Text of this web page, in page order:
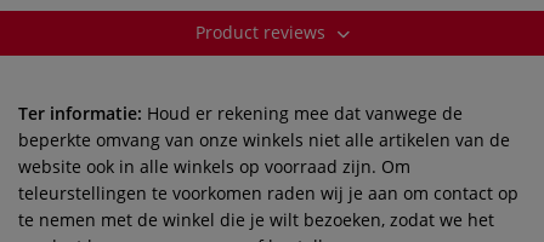
Product reviews
Ter informatie: Houd er rekening mee dat vanwege de
beperkte omvang van onze winkels niet alle artikelen van de
website ook in alle winkels op voorraad zijn. Om
teleurstellingen te voorkomen raden wij je aan om contact op
te nemen met de winkel die je wilt bezoeken, zodat we het